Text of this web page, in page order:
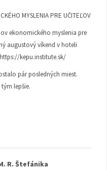
MYSLENIA PRE UČITEĽOV
ekonomického myslenia pre
augustový víkend v hoteli
kepu.institute.sk/
pár posledných miest.
lepšie.
R. Štefánika